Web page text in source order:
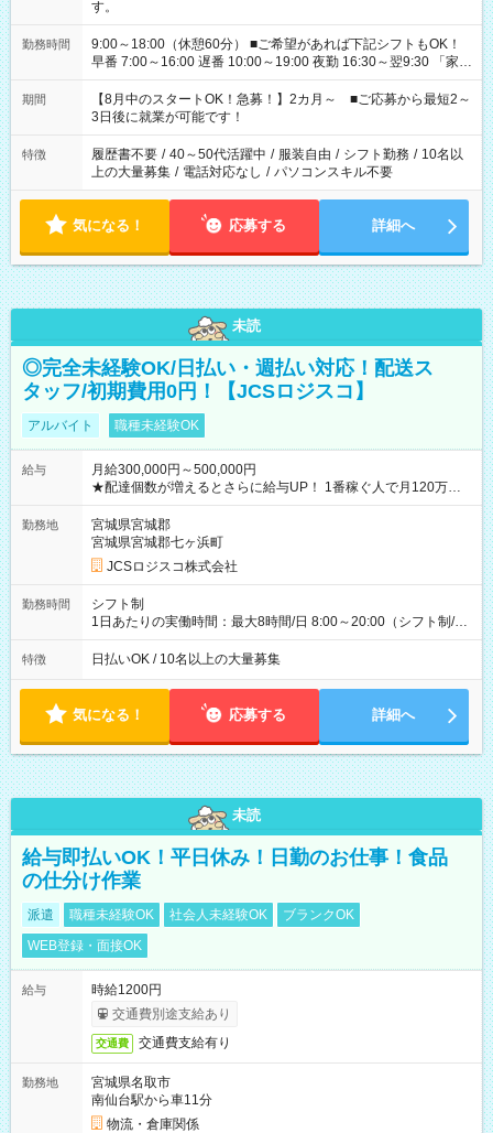
す。
勤務時間
9:00～18:00（休憩60分） ■ご希望があれば下記シフトもOK！
早番 7:00～16:00 遅番 10:00～19:00 夜勤 16:30～翌9:30 「家族
と休みを合わせたい」 「余裕を持って夕飯の準備がしたい」
「できれば残業はしたくない」 など、ご希望を教えてください
ね。 ※Wワーク希望の方へ 今ご覧のお仕事で希望する勤務時間
と、もう1つのお仕事の勤務時間。 合計で週40時間を超える場
合は応募できません。
期間
【8月中のスタートOK！急募！】2カ月～ ■ご応募から最短2～
3日後に就業が可能です！
特徴 履歴書不要 / 40～50代活躍中 / 服装自由 / シフト勤務 / 10名以
上の大量募集 / 電話対応なし / パソコンスキル不要
気になる！ 応募する 詳細へ
未読
◎完全未経験OK/日払い・週払い対応！配送ス
タッフ/初期費用0円！【JCSロジスコ】
アルバイト 職種未経験OK
給与
月給300,000円～500,000円
★配達個数が増えるとさらに給与UP！ 1番稼ぐ人で月120万ほ
ど！ ・主要都市エリア 月収55万円／週5日稼働 月収65万~112
万円／週6日稼働 ・地方郊外エリア 月収40万円／週5日稼働 月
収40万円~50万円／週6日稼働 ＜モデルイメージ＞ ■月収50万
円 (27歳男性/江東区在住)※元建築関係 1日150個配達×25日勤務
(日休み) ■月収80万円(43歳男性/墨田区在住)※元営業 1日200個
勤務地
宮城県宮城郡
宮城県宮城郡七ヶ浜町
JCSロジスコ株式会社
勤務時間
シフト制
1日あたりの実働時間：最大8時間/日 8:00～20:00（シフト制/実
働8時間） ※週5日勤務（場所次第では週4も有り） ※配達状況
によって時間外での勤務可能性有り ※案件により多少の前後あ
特徴 日払いOK / 10名以上の大量募集
気になる！ 応募する 詳細へ
未読
給与即払いOK！平日休み！日勤のお仕事！食品
の仕分け作業
派遣 職種未経験OK 社会人未経験OK
ブランクOK
WEB登録・面接OK
給与
時給1200円
交通費別途支給あり
交通費 交通費支給有り
勤務地
宮城県名取市
南仙台駅から車11分
物流・倉庫関係